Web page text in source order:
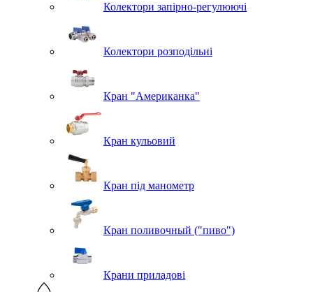
Колектори запірно-регулюючі
Колектори розподільні
Кран "Американка"
Кран кульовий
Кран під манометр
Кран поливочный ("пиво")
Крани приладові